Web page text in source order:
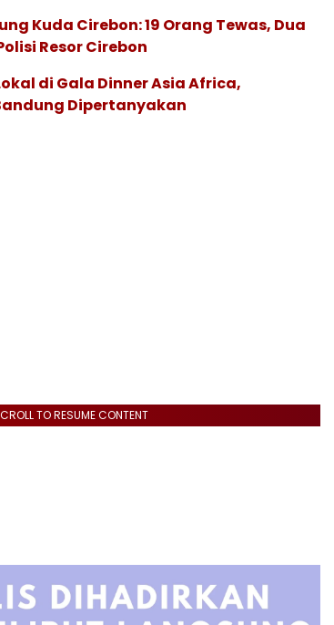
Kuda Cirebon: 19 Orang Tewas, Dua
Resor Cirebon
di Gala Dinner Asia Africa,
Dipertanyakan
TO RESUME CONTENT